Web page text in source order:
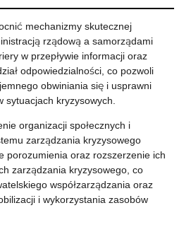
mechanizmy skutecznej
rządową a samorządami
w przepływie informacji oraz
odpowiedzialności, co pozwoli
obwiniania się i usprawni
sytuacjach kryzysowych.
organizacji społecznych i
zarządzania kryzysowego
porozumienia oraz rozszerzenie ich
zarządzania kryzysowego, co
współzarządzania oraz
i wykorzystania zasobów